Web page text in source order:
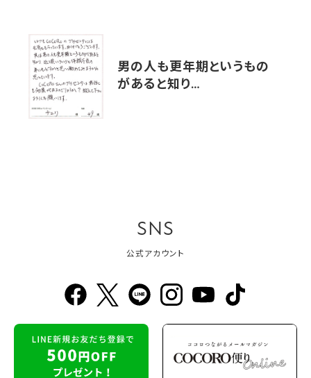
男の人も更年期というもの
があると知り…
SNS
公式アカウント